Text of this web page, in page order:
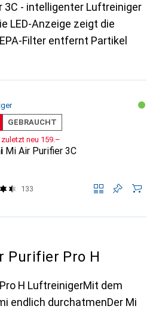
3C - intelligenter Luftreiniger
LED-Anzeige zeigt die
Filter entfernt Partikel
GEBRAUCHT
zuletzt neu CHF
159.–
Mi Air Purifier 3C
133
Purifier Pro H
H LuftreinigerMit dem
endlich durchatmenDer Mi